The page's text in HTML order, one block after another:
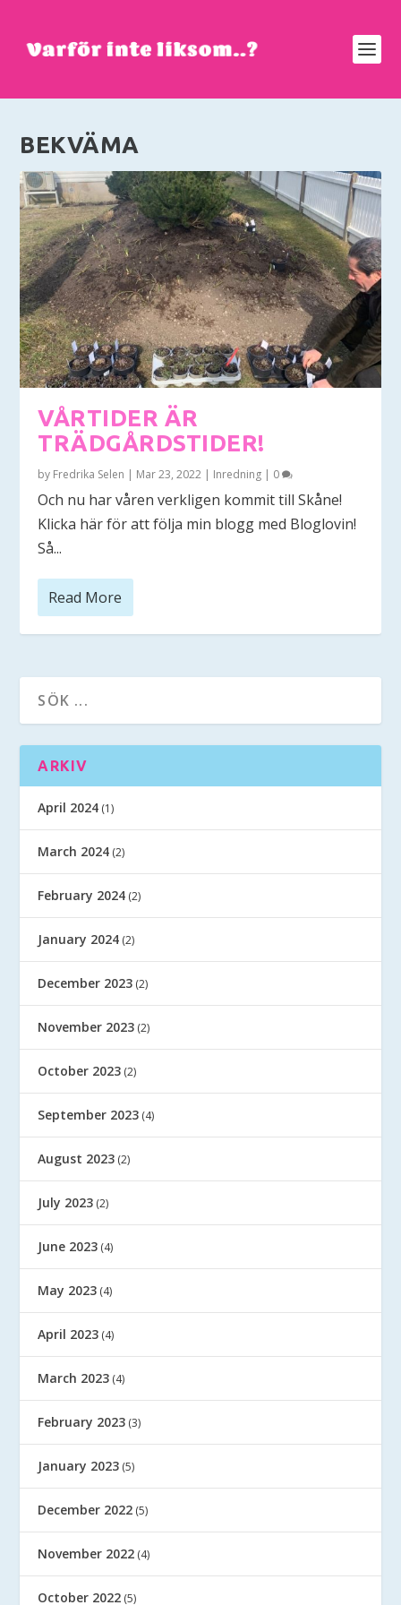
BEKVÄMA
VÅRTIDER ÄR
TRÄDGÅRDSTIDER!
by Fredrika Selen | Mar 23, 2022 | Inredning | 0
Och nu har våren verkligen kommit till Skåne!
Klicka här för att följa min blogg med Bloglovin!
Så...
Read More
ARKIV
April 2024 (1)
March 2024 (2)
February 2024 (2)
January 2024 (2)
December 2023 (2)
November 2023 (2)
October 2023 (2)
September 2023 (4)
August 2023 (2)
July 2023 (2)
June 2023 (4)
May 2023 (4)
April 2023 (4)
March 2023 (4)
February 2023 (3)
January 2023 (5)
December 2022 (5)
November 2022 (4)
October 2022 (5)